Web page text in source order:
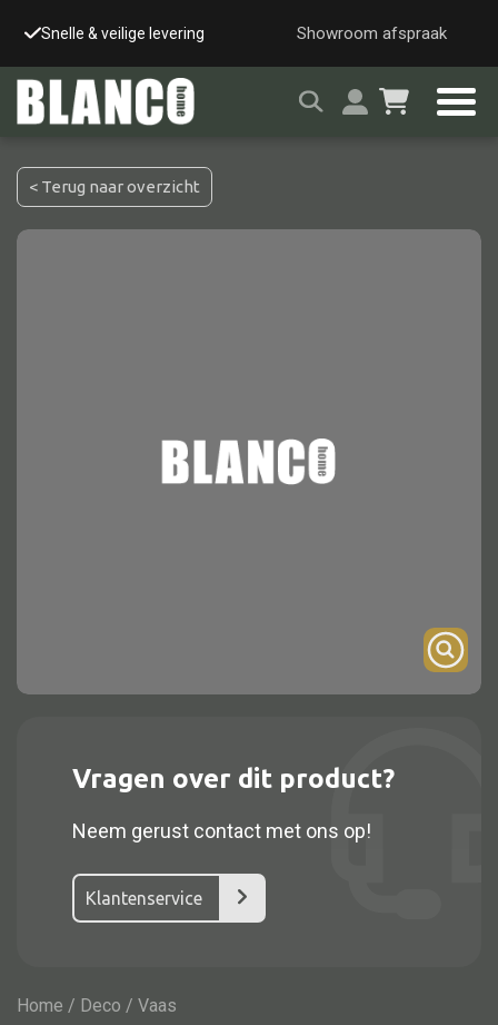
Snelle & veilige levering Grote showroom (op
Showroom afspraak
Alle kasten
Dressoir
Nachtkast
Vitrine
< Terug naar overzicht
Vragen over dit product?
Neem gerust contact met ons op!
Klantenservice
Home / Deco / Vaas